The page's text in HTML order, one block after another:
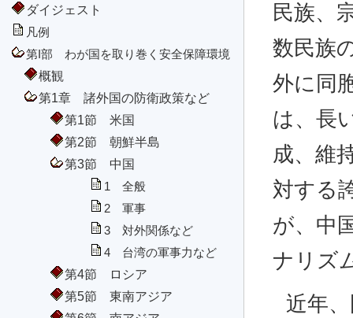
ダイジェスト
凡例
第I部 わが国を取り巻く安全保障環境
概観
第1章 諸外国の防衛政策など
第1節 米国
第2節 朝鮮半島
第3節 中国
1 全般
2 軍事
3 対外関係など
4 台湾の軍事力など
第4節 ロシア
第5節 東南アジア
民族、
数民族
外に同
は、長
成、維
対する
が、中
ナリズ
近年